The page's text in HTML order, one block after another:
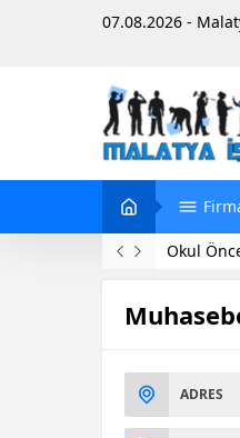
07.08.2026 -
Evinde
ADRES